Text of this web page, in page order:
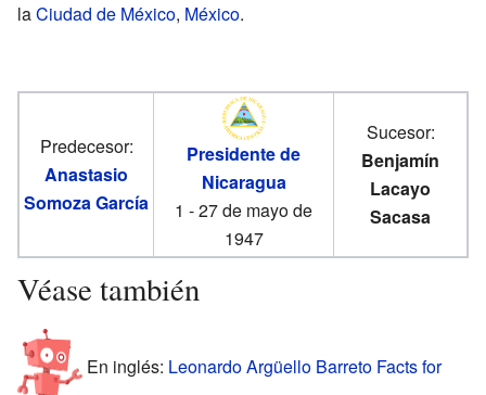
laCiudad de México, México.
Predecesor:
Anastasio
Somoza García
Presidente de
Nicaragua
1 - 27 de mayo de
1947
Sucesor:
Benjamín
Lacayo
Sacasa
Véase también
En inglés: Leonardo Argüello Barreto Facts for